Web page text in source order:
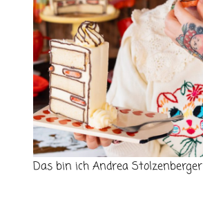
Das bin ich Andrea Stolzenberger